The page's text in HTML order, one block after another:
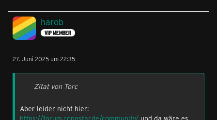
harob
VIP MEMBER
27. Juni 2025 um 22:35
Zitat von Torc
Aber leider nicht hier: